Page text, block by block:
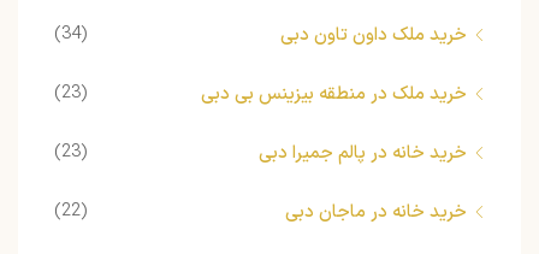
خرید ملک داون تاون دبی (34)
خرید ملک در منطقه بیزینس بی دبی (23)
خرید خانه در پالم جمیرا دبی (23)
خرید خانه در ماجان دبی (22)